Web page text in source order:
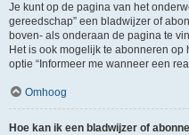
Je kunt op de pagina van het
gereedschap” een bladwijzer of
boven- als onderaan de pagina te
Het is ook mogelijk te abonneren
optie “Informeer me wanneer een
Omhoog
Hoe kan ik een bladwijzer of